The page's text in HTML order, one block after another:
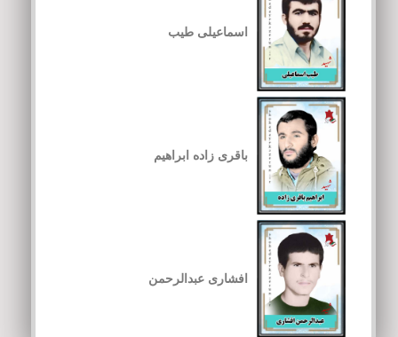
اسماعیلی طیب
باقری زاده ابراهیم
افشاری عبدالرحمن